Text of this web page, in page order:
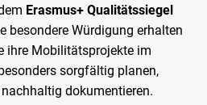
Erasmus+ Qualitätssiegel
besondere Würdigung erhalten
ihre Mobilitätsprojekte im
sorgfältig planen,
dokumentieren.